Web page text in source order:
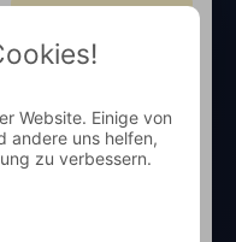
Website. Einige von
andere uns helfen,
zu verbessern.